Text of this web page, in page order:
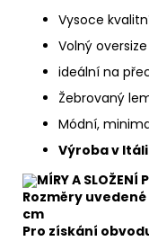
Vysoce
Volný
ideální na
Žebrovaný
Módní,
Výroba v
MÍRY A SLOŽENÍ
Rozměry
cm
Pro získání